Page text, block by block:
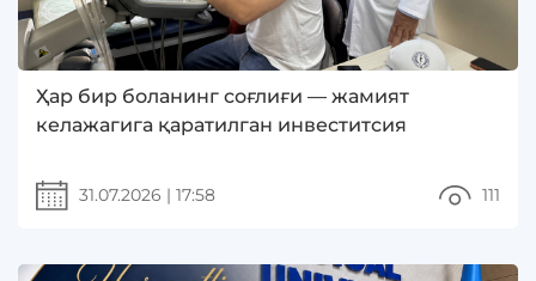
Ҳар бир боланинг соғлиғи — жамият
келажагига қаратилган инвеститсия
31.07.2026 | 17:58 111